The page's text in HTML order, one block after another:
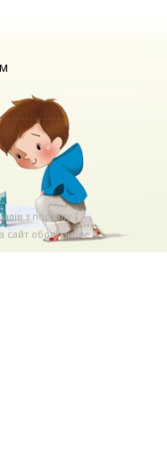
з порталу
сайт обов'язкове. .